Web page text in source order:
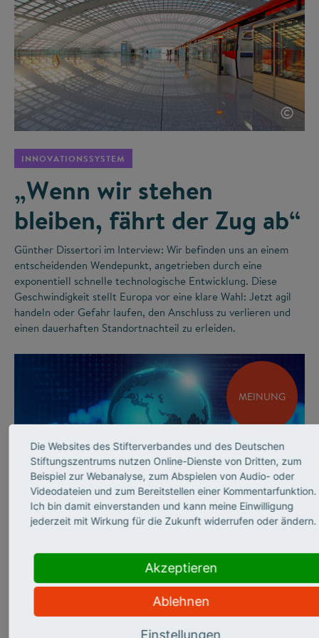
©
INNOVATIONSSYSTEM
„Wenn wir stehen
bleiben, fährt der Zug ab“
Günther Dissertori im Interview: Wir befinden uns an einem
entscheidenden Wendepunkt, angetrieben durch eine
exponentiell schnelle technologische Entwicklung. Diese
Geschwindigkeit stellt Europa vor eine klare Wahl: Jetzt agil
handeln oder Gefahr laufen, den Anschluss zu verlieren und
einen dauerhaften Standortnachteil zu erleiden.
MEINUNG
©
Andrea Frank über
sicherheits­relevante
Die Websites des Stifterverbandes und des Deutschen
Stiftungszentrums nutzen Online-Dienste von Dritten, zum
Beispiel zur Webanalyse, zum Abspielen von Audio- oder
Videodateien und zum Bereitstellen einer Kommentarfunktion.
Ich bin damit einverstanden und kann meine Einwilligung
jederzeit mit Wirkung für die Zukunft widerrufen oder ändern.
Akzeptieren
Ablehnen
Einstellungen